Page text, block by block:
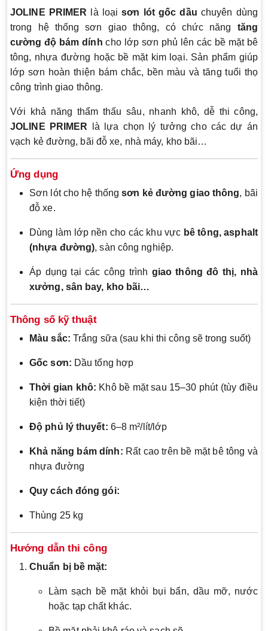
JOLINE PRIMER là loạisơn lót gốc dầu chuyên dùng
trong hệ thống sơn giao thông, có chức năng tăng
cường độ bám dính cho lớp sơn phủ lên các bề mặt bê
tông, nhựa đường hoặc bề mặt kim loại. Sản phẩm giúp
lớp sơn hoàn thiện bám chắc, bền màu và tăng tuổi thọ
công trình giao thông.
Với khả năng thẩm thấu sâu, nhanh khô, dễ thi công,
JOLINE PRIMER là lựa chọn lý tưởng cho các dự án
vạch kẻ đường, bãi đỗ xe, nhà máy, kho bãi…
Ứng dụng
Sơn lót cho hệ thốngsơn kẻ đường giao thông, bãi
đỗ xe.
Dùng làm lớp nền cho các khu vực bê tông, asphalt
(nhựa đường), sàn công nghiệp.
Áp dụng tại các công trình giao thông đô thị, nhà
xưởng, sân bay, kho bãi…
Thông số kỹ thuật
Màu sắc: Trắng sữa (sau khi thi công sẽ trong suốt)
Gốc sơn: Dầu tổng hợp
Thời gian khô: Khô bề mặt sau 15–30 phút (tùy điều
kiện thời tiết)
Độ phủ lý thuyết: 6–8 m²/lít/lớp
Khả năng bám dính: Rất cao trên bề mặt bê tông và
nhựa đường
Quy cách đóng gói:
Thùng 25 kg
Hướng dẫn thi công
Chuẩn bị bề mặt:
Làm sạch bề mặt khỏi bụi bẩn, dầu mỡ, nước
hoặc tạp chất khác.